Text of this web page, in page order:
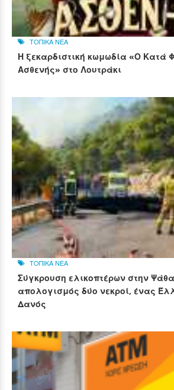
ΤΟΠΙΚΑ ΝΕΑ
Η ξεκαρδιστική κωμωδία «Ο Κατά
Ασθενής» στο Λουτράκι
ΤΟΠΙΚΑ ΝΕΑ
Σύγκρουση ελικοπτέρων στην
απολογισμός δύο νεκροί, ένας
Δανός